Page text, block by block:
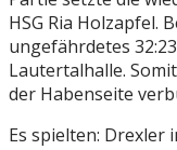
HSG Ria Holzapfel.
ungefährdetes
Lautertalhalle.
der Habenseite
Es spielten: Drexler